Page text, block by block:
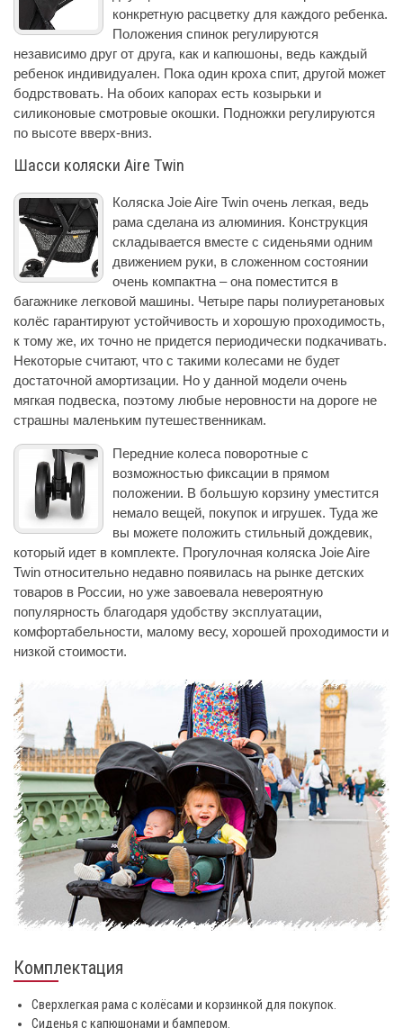
конкретную расцветку для каждого ребенка.
Положения спинок регулируются
независимо друг от друга, как и капюшоны, ведь каждый
ребенок индивидуален. Пока один кроха спит, другой может
бодрствовать. На обоих капорах есть козырьки и
силиконовые смотровые окошки. Подножки регулируются
по высоте вверх-вниз.
Шасси коляски Aire Twin
Коляска Joie Aire Twin очень легкая, ведь
рама сделана из алюминия. Конструкция
складывается вместе с сиденьями одним
движением руки, в сложенном состоянии
очень компактна – она поместится в
багажнике легковой машины. Четыре пары полиуретановых
колёс гарантируют устойчивость и хорошую проходимость,
к тому же, их точно не придется периодически подкачивать.
Некоторые считают, что с такими колесами не будет
достаточной амортизации. Но у данной модели очень
мягкая подвеска, поэтому любые неровности на дороге не
страшны маленьким путешественникам.
Передние колеса поворотные с
возможностью фиксации в прямом
положении. В большую корзину уместится
немало вещей, покупок и игрушек. Туда же
вы можете положить стильный дождевик,
который идет в комплекте. Прогулочная коляска Joie Aire
Twin относительно недавно появилась на рынке детских
товаров в России, но уже завоевала невероятную
популярность благодаря удобству эксплуатации,
комфортабельности, малому весу, хорошей проходимости и
низкой стоимости.
Комплектация
Сверхлегкая рама с колёсами и корзинкой для покупок.
Сиденья с капюшонами и бампером.